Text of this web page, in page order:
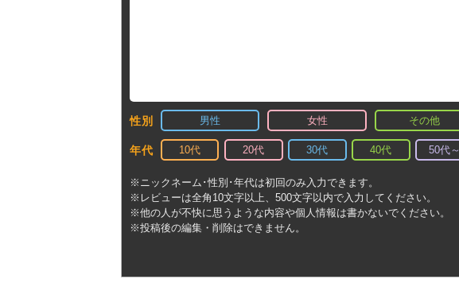
性別 男性 女性 その他
年代 10代 20代 30代 40代 50代～
※ニックネーム･性別･年代は初回のみ入力できます。
※レビューは全角10文字以上、500文字以内で入力してください。
※他の人が不快に思うような内容や個人情報は書かないでください。
※投稿後の編集・削除はできません。